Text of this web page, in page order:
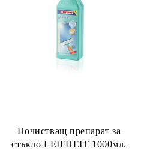
Почистващ препарат за
стъкло LEIFHEIT 1000мл.